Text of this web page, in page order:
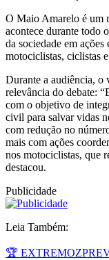
O Maio Amarelo é um
acontece durante todo
da sociedade em
motociclistas, ciclistas
Durante a audiência, o
relevância do debate:
com o objetivo de
civil para salvar vidas
com redução no
mais com ações
nos motociclistas, que
destacou.
Publicidade
Leia Também:
🏆